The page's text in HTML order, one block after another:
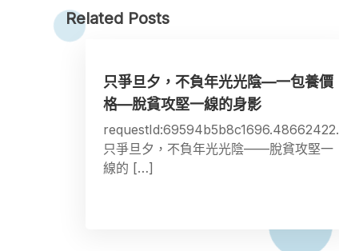
Related Posts
只爭旦夕，不負年光光陰—一包養價
格—脫貧攻堅一線的身影
requestId:69594b5b8c1696.48662422.
只爭旦夕，不負年光光陰——脫貧攻堅一
線的 […]